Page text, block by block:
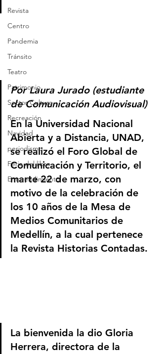
Revista
Centro
Pandemia
Tránsito
Teatro
Patrimonio
Sector Cultura
Recreación
Navidad
periodismo
Feria del libro
Emprendimiento
Por Laura Jurado (estudiante
de Comunicación Audiovisual)
En la Universidad Nacional
Abierta y a Distancia, UNAD,
se realizó el Foro Global de
Comunicación y Territorio, el
marte 22 de marzo, con
motivo de la celebración de
los 10 años de la Mesa de
Medios Comunitarios de
Medellín, a la cual pertenece
la Revista Historias Contadas.
La bienvenida la dio Gloria
Herrera, directora de la